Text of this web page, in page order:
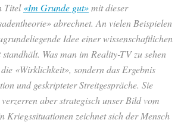
Titel«Im Grunde gut»mit dieser
abrechnet. An vielen Beispielen
Idee einer wissenschaftlichen
Was man im Reality-TV zu sehen
«Wirklichkeit», sondern das Ergebnis
und geskripteter Streitgespräche. Sie
aber strategisch unser Bild vom
Kriegssituationen zeichnet sich der Mensch